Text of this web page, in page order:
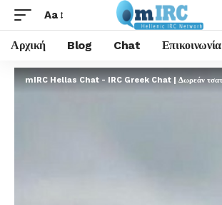
Aa
Αρχική Blog Chat Επικοινωνία